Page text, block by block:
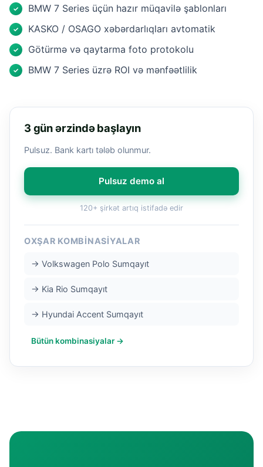
✓ BMW 7 Series üçün hazır müqavilə şablonları
✓ KASKO / OSAGO xəbərdarlıqları avtomatik
✓ Götürmə və qaytarma foto protokolu
✓ BMW 7 Series üzrə ROI və mənfəətlilik
3 gün ərzində başlayın
Pulsuz. Bank kartı tələb olunmur.
Pulsuz demo al
120+ şirkət artıq istifadə edir
OXŞAR KOMBINASIYALAR
→ Volkswagen Polo Sumqayıt
→ Kia Rio Sumqayıt
→ Hyundai Accent Sumqayıt
Bütün kombinasiyalar →